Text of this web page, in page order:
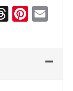
Threads